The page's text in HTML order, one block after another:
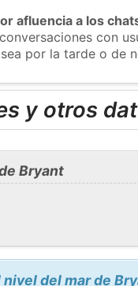
afluencia a los
con
por la tarde o de
y otros
Bryant
del mar de